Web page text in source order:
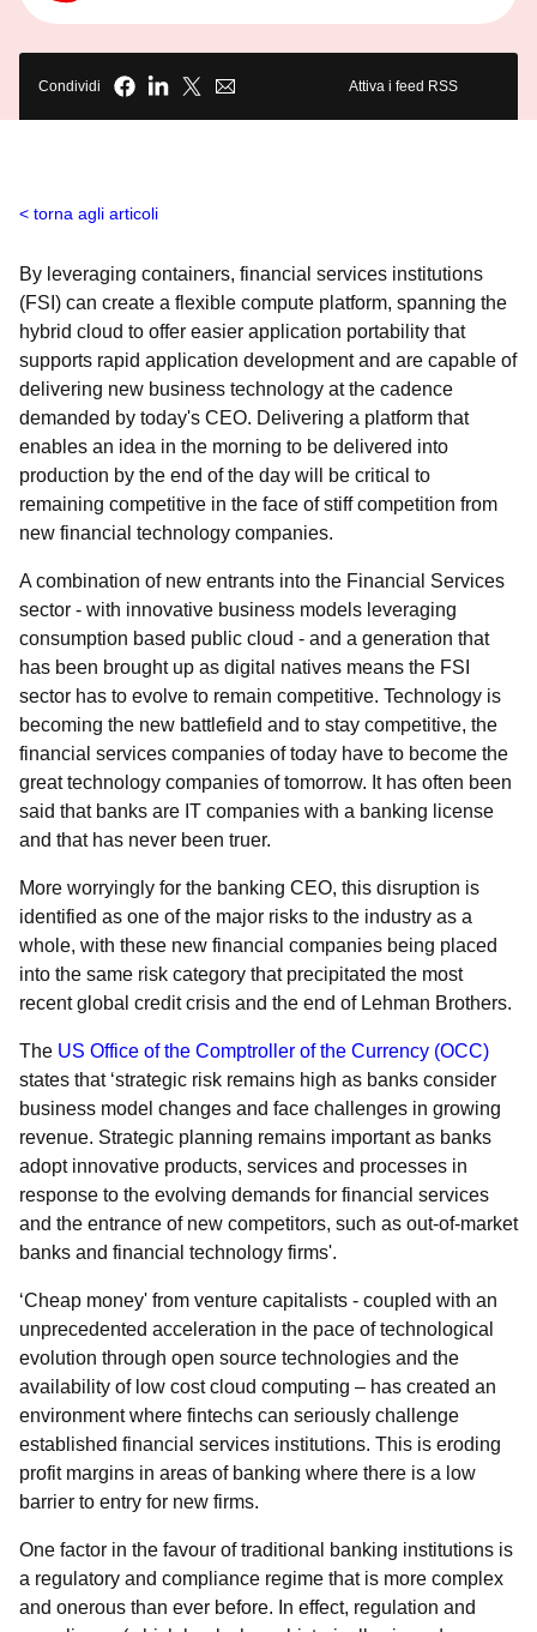
Condividi Attiva i feed RSS
torna agli articoli
By leveraging containers, financial services institutions
(FSI) can create a flexible compute platform, spanning the
hybrid cloud to offer easier application portability that
supports rapid application development and are capable of
delivering new business technology at the cadence
demanded by today's CEO. Delivering a platform that
enables an idea in the morning to be delivered into
production by the end of the day will be critical to
remaining competitive in the face of stiff competition from
new financial technology companies.
A combination of new entrants into the Financial Services
sector - with innovative business models leveraging
consumption based public cloud - and a generation that
has been brought up as digital natives means the FSI
sector has to evolve to remain competitive. Technology is
becoming the new battlefield and to stay competitive, the
financial services companies of today have to become the
great technology companies of tomorrow. It has often been
said that banks are IT companies with a banking license
and that has never been truer.
More worryingly for the banking CEO, this disruption is
identified as one of the major risks to the industry as a
whole, with these new financial companies being placed
into the same risk category that precipitated the most
recent global credit crisis and the end of Lehman Brothers.
The US Office of the Comptroller of the Currency (OCC)
states that‘strategic risk remains high as banks consider
business model changes and face challenges in growing
revenue. Strategic planning remains important as banks
adopt innovative products, services and processes in
response to the evolving demands for financial services
and the entrance of new competitors, such as out-of-market
banks and financial technology firms'.
‘Cheap money' from venture capitalists - coupled with an
unprecedented acceleration in the pace of technological
evolution through open source technologies and the
availability of low cost cloud computing – has created an
environment where fintechs can seriously challenge
established financial services institutions. This is eroding
profit margins in areas of banking where there is a low
barrier to entry for new firms.
One factor in the favour of traditional banking institutions is
a regulatory and compliance regime that is more complex
and onerous than ever before. In effect, regulation and